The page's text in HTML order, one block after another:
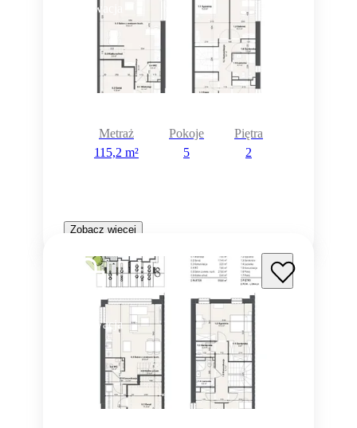
Rezerwacja
Metraż
115,2 m²
Pokoje
5
Piętra
2
Zobacz więcej
Rezerwacja